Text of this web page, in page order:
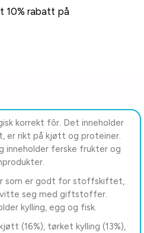
10% rabatt på
korrekt fôr. Det inneholder
er rikt på kjøtt og proteiner.
inneholder ferske frukter og
som er godt for stoffskiftet,
seg med giftstoffer.
kylling, egg og fisk.
(16%), tørket kylling (13%),